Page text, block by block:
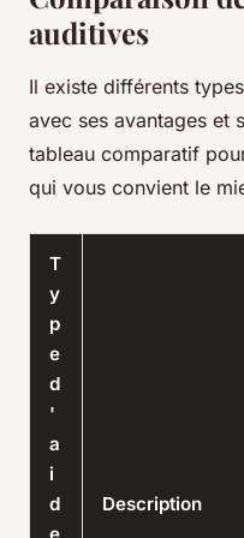
auditives
Il existe différents
avec ses avantages et
tableau comparatif
qui vous convient le
T
y
p
e
d
'
a
i
d
Description